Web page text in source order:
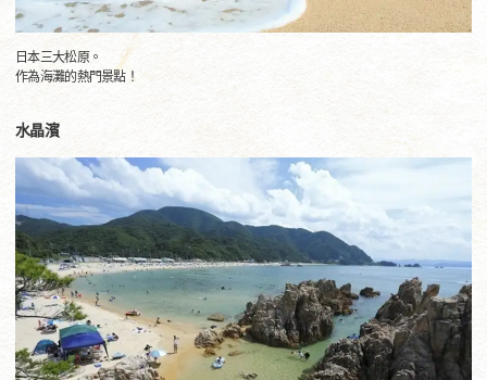
日本三大松原。
作為海灘的熱門景點！
水晶濱